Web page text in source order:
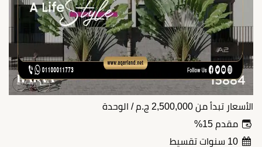
الأسعار تبدأ من 2,500,000 ج.م / الوحدة
مقدم 15%
10 سنوات تقسيط